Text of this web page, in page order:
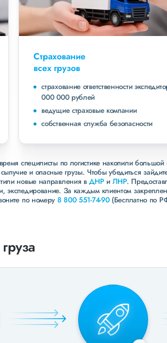
ответственности экспедитора до 40
компании
служба безопасности
специлисты по логистике накопили
и опасные грузы. Чтобы убедиться
новые направления вДНР и ЛНР.
экспедирование. За каждым клиентом
по номеру 8 800 551-74-90(Бесплатно по